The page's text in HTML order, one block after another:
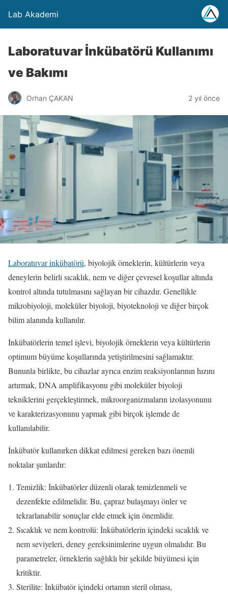
Lab Akademi
Laboratuvar İnkübatörü Kullanımı
ve Bakımı
Orhan ÇAKAN 2 yıl önce
Laboratuvar inkübatörü, biyolojik örneklerin, kültürlerin veya
deneylerin belirli sıcaklık, nem ve diğer çevresel koşullar altında
kontrol altında tutulmasını sağlayan bir cihazdır. Genellikle
mikrobiyoloji, moleküler biyoloji, biyoteknoloji ve diğer birçok
bilim alanında kullanılır.
İnkübatörlerin temel işlevi, biyolojik örneklerin veya kültürlerin
optimum büyüme koşullarında yetiştirilmesini sağlamaktır.
Bununla birlikte, bu cihazlar ayrıca enzim reaksiyonlarının hızını
artırmak, DNA amplifikasyonu gibi moleküler biyoloji
tekniklerini gerçekleştirmek, mikroorganizmaların izolasyonunu
ve karakterizasyonunu yapmak gibi birçok işlemde de
kullanılabilir.
İnkübatör kullanırken dikkat edilmesi gereken bazı önemli
noktalar şunlardır:
Temizlik: İnkübatörler düzenli olarak temizlenmeli ve
dezenfekte edilmelidir. Bu, çapraz bulaşmayı önler ve
tekrarlanabilir sonuçlar elde etmek için önemlidir.
Sıcaklık ve nem kontrolü: İnkübatörlerin içindeki sıcaklık ve
nem seviyeleri, deney gereksinimlerine uygun olmalıdır. Bu
parametreler, örneklerin sağlıklı bir şekilde büyümesi için
kritiktir.
Sterilite: İnkübatör içindeki ortamın steril olması,